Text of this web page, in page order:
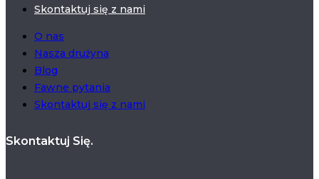
Skontaktuj się z nami
O nas
Nasza drużyna
Blog
Fawne pytania
Skontaktuj się z nami
Skontaktuj Się.